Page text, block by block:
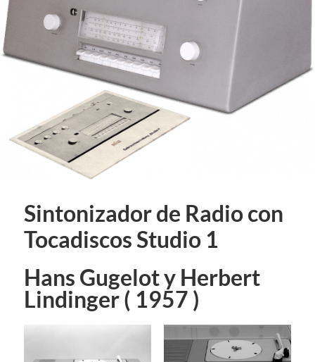
Sintonizador de Radio con
Tocadiscos Studio 1
Hans Gugelot y Herbert
Lindinger ( 1957 )